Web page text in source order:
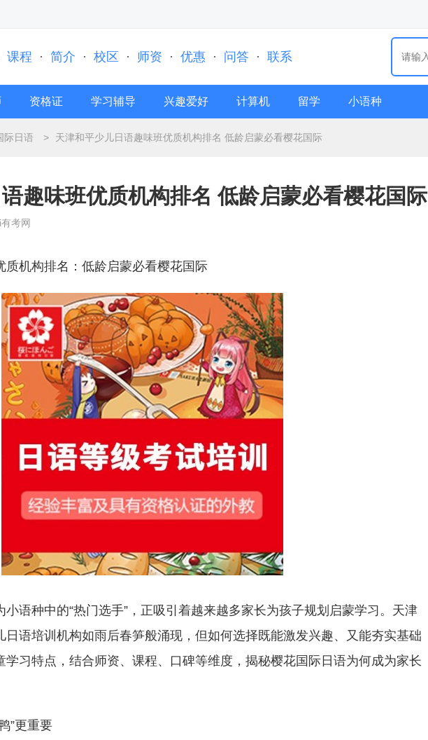
课程 · 简介 · 校区 · 师资 · 优惠 · 问答 · 联系
资格证 学习辅导 兴趣爱好 计算机 留学 小语种
际日语 > 天津和平少儿日语趣味班优质机构排名 低龄启蒙必看樱花国际
趣味班优质机构排名 低龄启蒙必看樱花国际
考网
质机构排名：低龄启蒙必看樱花国际
语种中的“热门选手”，正吸引着越来越多家长为孩子规划启蒙学习。天津
日语培训机构如雨后春笋般涌现，但如何选择既能激发兴趣、又能夯实基础
学习特点，结合师资、课程、口碑等维度，揭秘樱花国际日语为何成为家长
”更重要